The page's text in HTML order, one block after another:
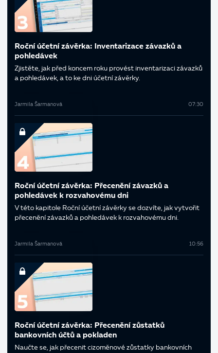
Roční účetní závěrka: Inventarizace závazků a
pohledávek
Zjistěte, jak před koncem roku provést inventarizaci závazků
a pohledávek, a to ke dni účetní závěrky.
Jarmila Šarmanová 07:30
Roční účetní závěrka: Přecenění závazků a
pohledávek k rozvahovému dni
V této kapitole Roční účetní závěrky se dozvíte, jak vytvořit
přecenění závazků a pohledávek k rozvahovému dni.
Jarmila Šarmanová 10:56
Roční účetní závěrka: Přecenění zůstatků
bankovních účtů a pokladen
Naučte se, jak přecenit cizoměnové zůstatky bankovních